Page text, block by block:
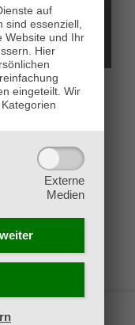
auf
sind essenziell,
Website und Ihr
Hier
eingeteilt. Wir
Externe
Medien
weiter
Öffnungszeiten
Feiertagen
2025